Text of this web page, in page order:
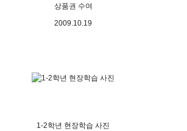
상품권 수여
2009.10.19
1-2학년 현장학습 사진